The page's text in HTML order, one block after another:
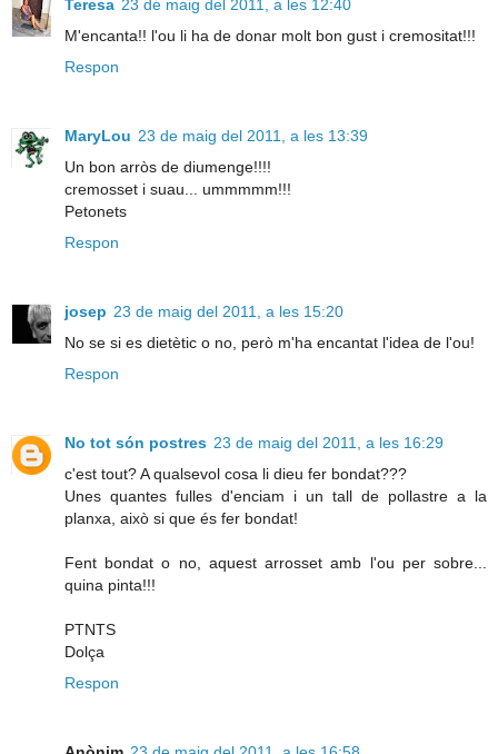
Teresa 23 de maig del 2011, a les 12:40
M'encanta!! l'ou li ha de donar molt bon gust i cremositat!!!
Respon
MaryLou 23 de maig del 2011, a les 13:39
Un bon arròs de diumenge!!!!
cremosset i suau... ummmmm!!!
Petonets
Respon
josep 23 de maig del 2011, a les 15:20
No se si es dietètic o no, però m'ha encantat l'idea de l'ou!
Respon
No tot són postres 23 de maig del 2011, a les 16:29
c'est tout? A qualsevol cosa li dieu fer bondat???
Unes quantes fulles d'enciam i un tall de pollastre a la
planxa, això si que és fer bondat!
Fent bondat o no, aquest arrosset amb l'ou per sobre...
quina pinta!!!
PTNTS
Dolça
Respon